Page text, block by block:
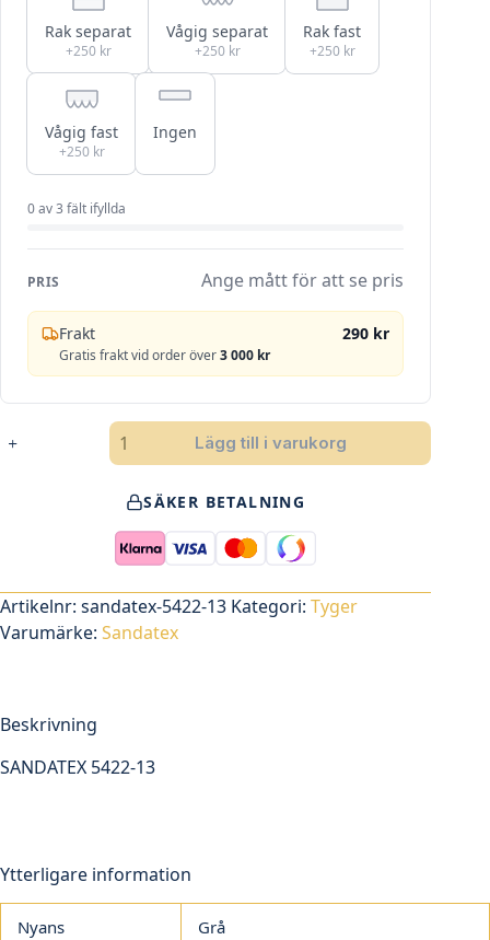
Rak separat
+250 kr
Vågig separat
+250 kr
Rak fast
+250 kr
Vågig fast
+250 kr
Ingen
0av3 fält ifyllda
PRIS Ange mått för att se pris
Frakt 290 kr
Gratis frakt vid order över3 000 kr
5422-
Lägg till i varukorg
SÄKER BETALNING
Artikelnr: sandatex-5422-13 Kategori: Tyger
Varumärke: Sandatex
Beskrivning
SANDATEX 5422-13
Ytterligare information
Nyans Grå